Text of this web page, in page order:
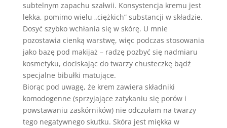
subtelnym zapachu szałwii. Konsystencja kremu jest
lekka, pomimo wielu „ciężkich” substancji w składzie.
Dosyć szybko wchłania się w skórę. U mnie
pozostawia cienką warstwę, więc podczas stosowania
jako bazę pod makijaż – radzę pozbyć się nadmiaru
kosmetyku, dociskając do twarzy chusteczkę bądź
specjalne bibułki matujące.
Biorąc pod uwagę, że krem zawiera składniki
komodogenne (sprzyjające zatykaniu się porów i
powstawaniu zaskórników) nie odczułam na twarzy
tego negatywnego skutku. Skóra jest miękka w